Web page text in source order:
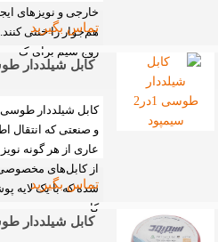
خارجی و نویزهای
هم‌جوار را خنثی
زوج سیم برای ک
تماس بگیرید
کابل شیلددار طوسی 1در2
و صنعتی که انتقال
عاری از هر گونه
از کابل‌های مخصوصی
شده که با یک‌ لایه
کا
تماس بگیرید
کابل شیلددار طوسی 2.5در2